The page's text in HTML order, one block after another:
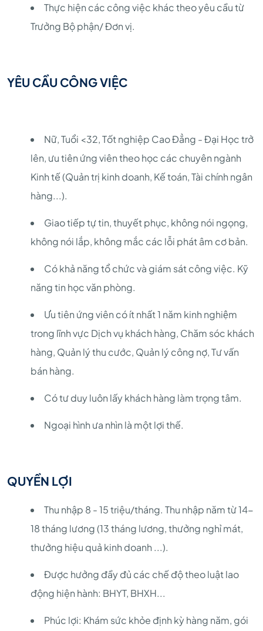
Thực hiện các công việc khác theo yêu cầu từ
Trưởng Bộ phận/ Đơn vị.
YÊU CẦU CÔNG VIỆC
Nữ, Tuổi <32, Tốt nghiệp Cao Đẳng - Đại Học trở
lên, ưu tiên ứng viên theo học các chuyên ngành
Kinh tế (Quản trị kinh doanh, Kế toán, Tài chính ngân
hàng...).
Giao tiếp tự tin, thuyết phục, không nói ngọng,
không nói lắp, không mắc các lỗi phát âm cơ bản.
Có khả năng tổ chức và giám sát công việc. Kỹ
năng tin học văn phòng.
Ưu tiên ứng viên có ít nhất 1 năm kinh nghiệm
trong lĩnh vực Dịch vụ khách hàng, Chăm sóc khách
hàng, Quản lý thu cước, Quản lý công nợ, Tư vấn
bán hàng.
Có tư duy luôn lấy khách hàng làm trọng tâm.
Ngoại hình ưa nhìn là một lợi thế.
QUYỀN LỢI
Thu nhập 8 - 15 triệu/tháng. Thu nhập năm từ 14-
18 tháng lương (13 tháng lương, thưởng nghỉ mát,
thưởng hiệu quả kinh doanh ...).
Được hưởng đầy đủ các chế độ theo luật lao
động hiện hành: BHYT, BHXH...
Phúc lợi: Khám sức khỏe định kỳ hàng năm, gói